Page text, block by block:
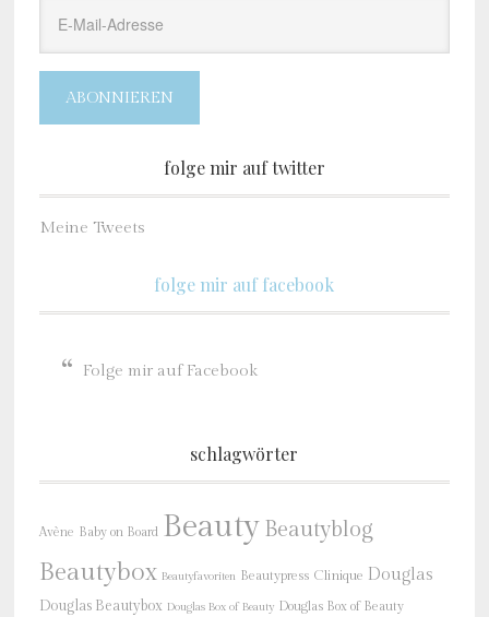
Mail-
Adresse
ABONNIEREN
folge mir auf twitter
Meine Tweets
folge mir auf facebook
Folge mir auf Facebook
schlagwörter
Avène Baby on Board Beauty Beautyblog
Beautybox Beautyfavoriten Beautypress Clinique Douglas
Douglas Beautybox Douglas Box of Beauty Douglas Box of Beauty